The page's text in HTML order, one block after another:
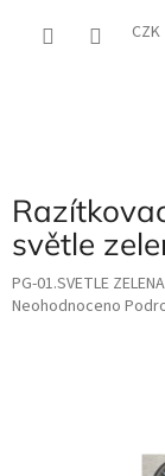
CZK
světle
PG-01.SVETLE ZELENA
Průměrné
Neohodnoceno